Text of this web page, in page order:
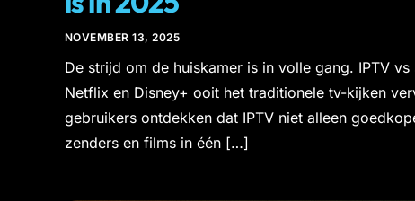
NOVEMBER 13, 2025
De strijd om de huiskamer is in volle gang. IPTV
Netflix en Disney+ ooit het traditionele tv-kijken
gebruikers ontdekken dat IPTV niet alleen
zenders en films in één […]